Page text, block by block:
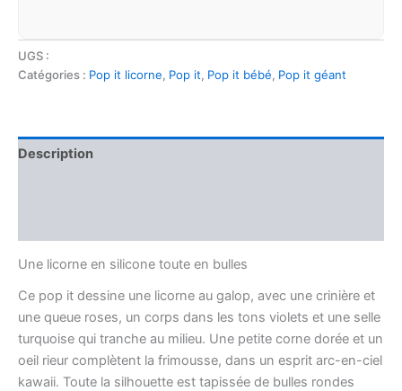
UGS :
Catégories : Pop it licorne, Pop it, Pop it bébé, Pop it géant
Description
Une licorne en silicone toute en bulles
Ce pop it dessine une licorne au galop, avec une crinière et
une queue roses, un corps dans les tons violets et une selle
turquoise qui tranche au milieu. Une petite corne dorée et un
oeil rieur complètent la frimousse, dans un esprit arc-en-ciel
kawaii. Toute la silhouette est tapissée de bulles rondes